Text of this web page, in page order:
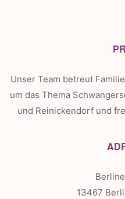
Unser Team betreut
um das Thema
und Reinickendorf und
13467